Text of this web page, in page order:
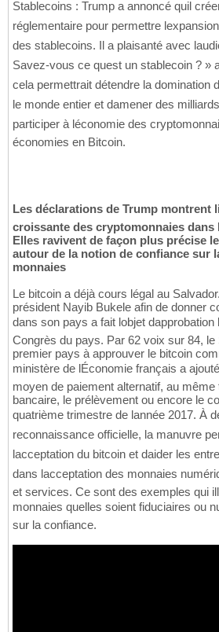
Stablecoins : Trump a annoncé quil
réglementaire pour permettre
des stablecoins. Il a plaisanté avec
Savez-vous ce quest un stablecoin ? »
cela permettrait détendre la domination
le monde entier et damener des
participer à léconomie des
économies en Bitcoin.
Les déclarations de Trump montrent
croissante des cryptomonnaies dans
Elles ravivent de façon plus précise
autour de la notion de confiance sur
monnaies
Le bitcoin a déjà cours légal au
président Nayib Bukele afin de donner
dans son pays a fait lobjet
Congrès du pays. Par 62 voix sur 84, le
premier pays à approuver le bitcoin
ministère de lÉconomie français a
moyen de paiement alternatif, au
bancaire, le prélèvement ou encore le
quatrième trimestre de lannée 2017. À
reconnaissance officielle, la manuvre
lacceptation du bitcoin et daider les
dans lacceptation des monnaies
et services. Ce sont des exemples qui
monnaies quelles soient fiduciaires ou
sur la confiance.